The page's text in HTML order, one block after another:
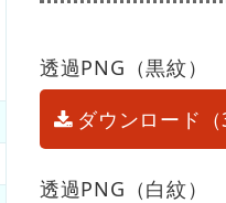
透過PNG（黒紋）
ダウンロード（
透過PNG（白紋）